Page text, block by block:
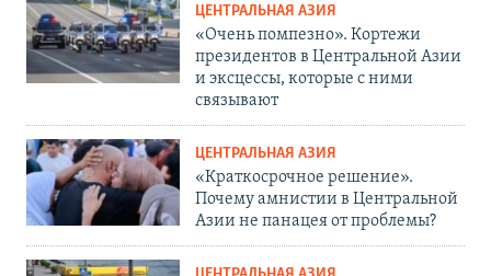
ЦЕНТРАЛЬНАЯ АЗИЯ
«Очень помпезно». Кортежи
президентов в Центральной Азии
и эксцессы, которые с ними
связывают
ЦЕНТРАЛЬНАЯ АЗИЯ
«Краткосрочное решение».
Почему амнистии в Центральной
Азии не панацея от проблемы?